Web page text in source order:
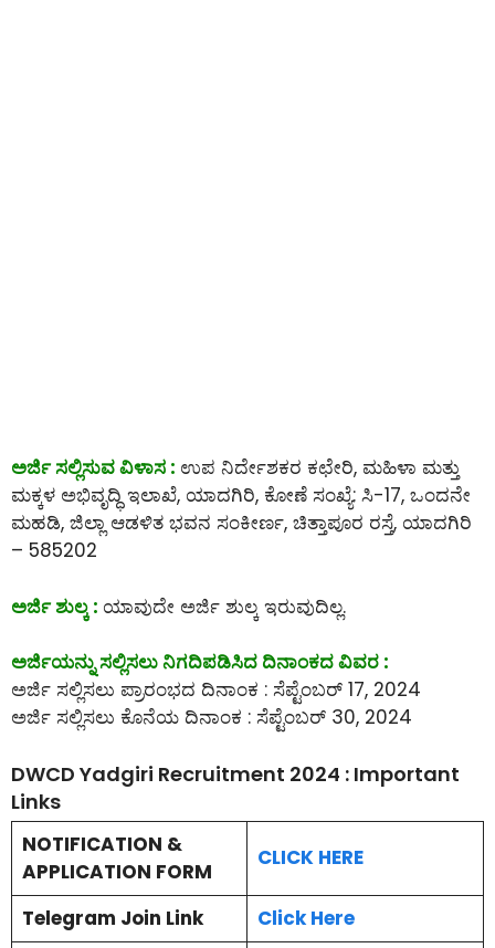
ಅರ್ಜಿ ಸಲ್ಲಿಸುವ ವಿಳಾಸ : ಉಪ ನಿರ್ದೇಶಕರ ಕಛೇರಿ, ಮಹಿಳಾ ಮತ್ತು
ಮಕ್ಕಳ ಅಭಿವೃದ್ಧಿ ಇಲಾಖೆ, ಯಾದಗಿರಿ, ಕೋಣೆ ಸಂಖ್ಯೆ: ಸಿ-17, ಒಂದನೇ
ಮಹಡಿ, ಜಿಲ್ಲಾ ಆಡಳಿತ ಭವನ ಸಂಕೀರ್ಣ, ಚಿತ್ತಾಪೂರ ರಸ್ತೆ, ಯಾದಗಿರಿ
– 585202
ಅರ್ಜಿ ಶುಲ್ಕ : ಯಾವುದೇ ಅರ್ಜಿ ಶುಲ್ಕ ಇರುವುದಿಲ್ಲ.
ಅರ್ಜಿಯನ್ನು ಸಲ್ಲಿಸಲು ನಿಗದಿಪಡಿಸಿದ ದಿನಾಂಕದ ವಿವರ :
ಅರ್ಜಿ ಸಲ್ಲಿಸಲು ಪ್ರಾರಂಭದ ದಿನಾಂಕ : ಸೆಪ್ಟೆಂಬರ್ 17, 2024
ಅರ್ಜಿ ಸಲ್ಲಿಸಲು ಕೊನೆಯ ದಿನಾಂಕ : ಸೆಪ್ಟೆಂಬರ್ 30, 2024
DWCD Yadgiri Recruitment 2024 : Important
Links
NOTIFICATION &
APPLICATION FORM
CLICK HERE
Telegram Join Link
Click Here